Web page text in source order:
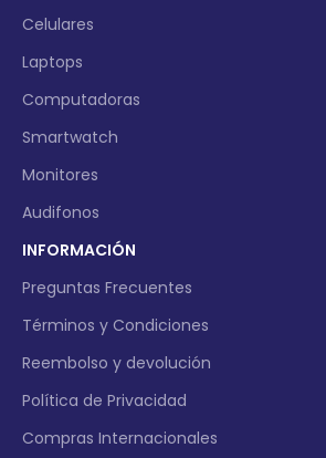
Celulares
Laptops
Computadoras
Smartwatch
Monitores
Audifonos
INFORMACIÓN
Preguntas Frecuentes
Términos y Condiciones
Reembolso y devolución
Política de Privacidad
Compras Internacionales